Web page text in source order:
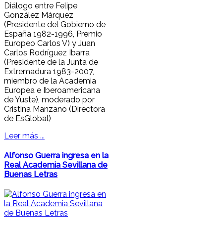
Diálogo entre Felipe
González Márquez
(Presidente del Gobierno de
España 1982-1996, Premio
Europeo Carlos V) y Juan
Carlos Rodríguez Ibarra
(Presidente de la Junta de
Extremadura 1983-2007,
miembro de la Academia
Europea e Iberoamericana
de Yuste), moderado por
Cristina Manzano (Directora
de EsGlobal)
Leer más ...
Alfonso Guerra ingresa en la
Real Academia Sevillana de
Buenas Letras